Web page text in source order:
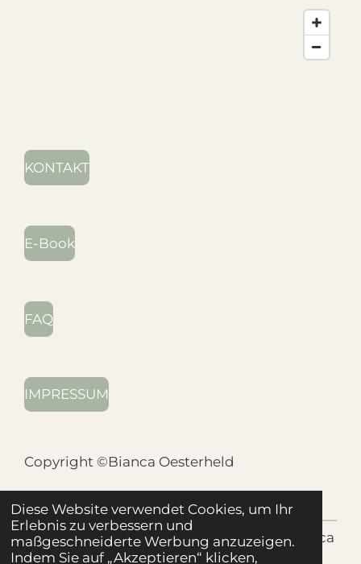
Diese Website verwendet Cookies, um Ihr
Erlebnis zu verbessern und
maßgeschneiderte Werbung anzuzeigen.
Indem Sie auf „Akzeptieren“ klicken,
KONTAKT
E-Book
FAQ
IMPRESSUM
Copyright ©Bianca Oesterheld
©2025 - Resonanzraum FürsorgLicht - Bianca
Oesterheld - Heilpraktikerin für